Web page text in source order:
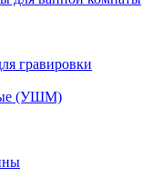
гравировки
(УШМ)